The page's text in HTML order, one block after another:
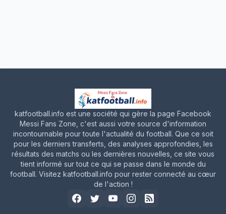
katfootball.info est une société qui gère la page Facebook
Messi Fans Zone, c'est aussi votre source d'information
incontournable pour toute l'actualité du football. Que ce soit
pour les derniers transferts, des analyses approfondies, les
résultats des matchs ou les dernières nouvelles, ce site vous
tient informé sur tout ce qui se passe dans le monde du
football. Visitez katfootball.info pour rester connecté au cœur
de l'action !